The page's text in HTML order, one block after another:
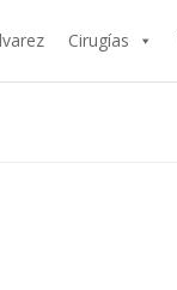
Cirugías